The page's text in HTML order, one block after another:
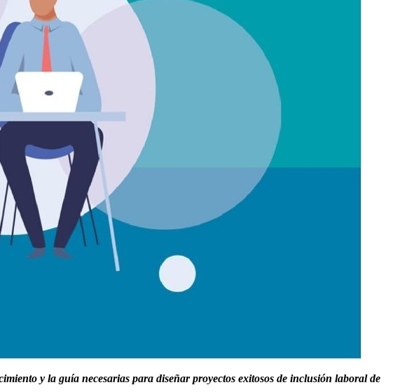
y la guía necesarias para diseñar proyectos exitosos de inclusión laboral de